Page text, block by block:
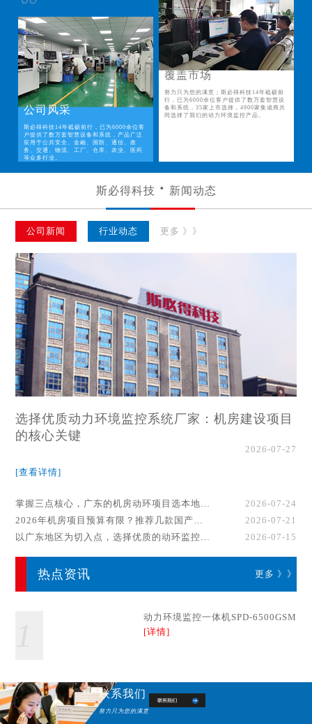
公司风采
斯必得科技14年砥砺前行，已为6000余位客
户提供了数万套智慧设备和系统，产品广泛
应用于公共安全、金融、国防、通信、政
务、交通、物流、工厂、仓库、农业、医药
等众多行业。
覆盖市场
努力只为您的满意；斯必得科技14年砥砺前
行，已为6000余位客户提供了数万套智慧设
备和系统，35家上市选择，4900家集成商共
同选择了我们的动力环境监控产品。
斯必得科技 新闻动态
公司新闻 行业动态 更多 》》
选择优质动力环境监控系统厂家：机房建设项目
的核心关键
2026-07-27
[查看详情]
掌握三点核心，广东的机房动环项目选本地厂家事半功倍！
2026-07-24
2026年机房项目预算有限？推荐几款国产动环监控系统品牌
2026-07-21
以广东地区为切入点，选择优质的动环监控系统厂家
2026-07-15
热点资讯 更多 》》
动力环境监控一体机SPD-6500GSM
[详情]
联系我们
努力只为您的满意